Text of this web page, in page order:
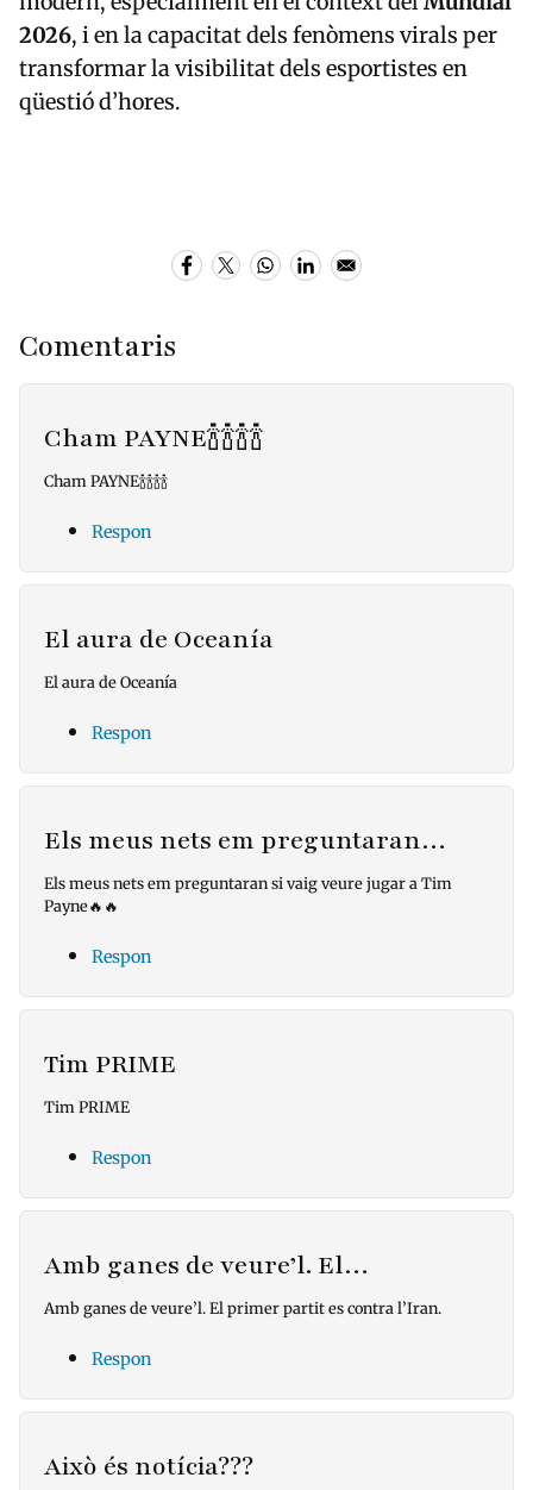
2026, i en la capacitat dels fenòmens virals per
transformar la visibilitat dels esportistes en
qüestió d’hores.
Comentaris
Cham PAYNE🍾🍾🍾🍾
Cham PAYNE🍾🍾🍾🍾
Respon
El aura de Oceanía
El aura de Oceanía
Respon
Els meus nets em preguntaran…
Els meus nets em preguntaran si vaig veure jugar a Tim
Payne🔥🔥
Respon
Tim PRIME
Tim PRIME
Respon
Amb ganes de veure’l. El…
Amb ganes de veure’l. El primer partit es contra l’Iran.
Respon
Això és notícia???